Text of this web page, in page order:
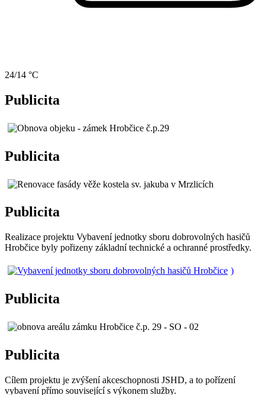
24/14 °C
Publicita
Publicita
Publicita
Realizace projektu Vybavení jednotky sboru dobrovolných hasičů
Hrobčice byly pořizeny základní technické a ochranné prostředky.
)
Publicita
Publicita
Cílem projektu je zvýšení akceschopnosti JSHD, a to pořízení
vybavení přímo související s výkonem služby.